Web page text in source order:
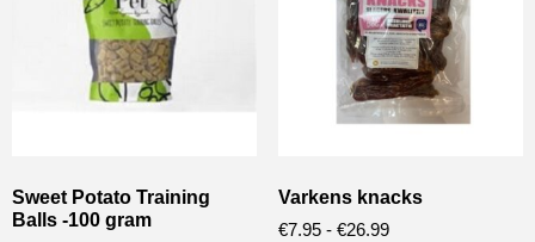
Sweet Potato Training
Balls -100 gram
Varkens knacks
€7.95 - €26.99